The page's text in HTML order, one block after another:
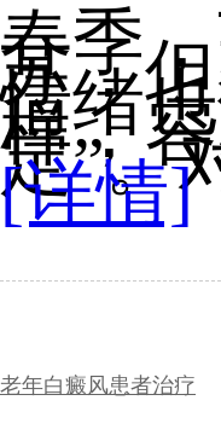
春季
苏，
情绪
样，
定”。
[详情]
老年白癜风患者治疗